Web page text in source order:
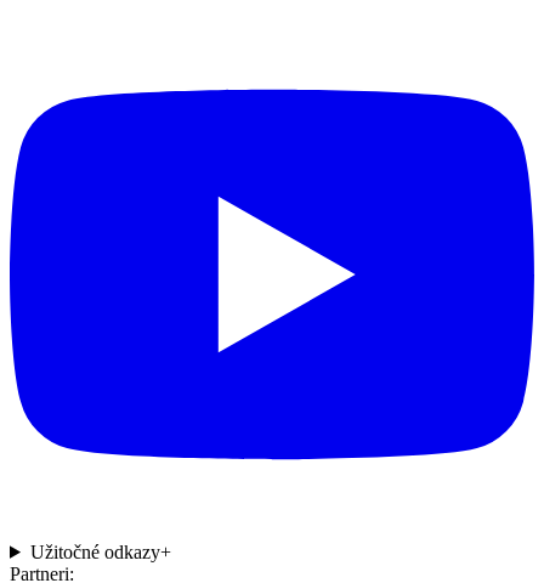
Užitočné odkazy+
Partneri: